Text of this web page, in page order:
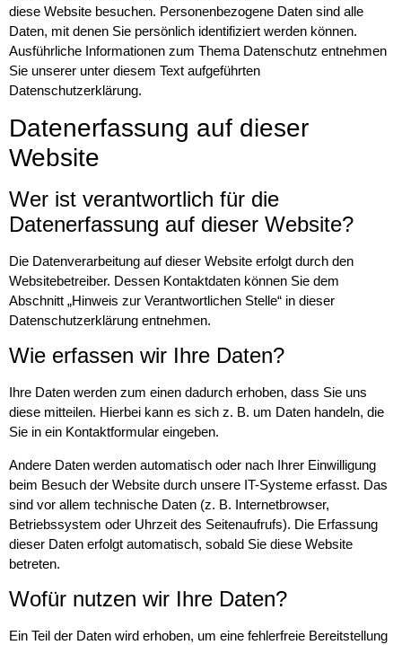
diese Website besuchen. Personenbezogene Daten sind alle
Daten, mit denen Sie persönlich identifiziert werden können.
Ausführliche Informationen zum Thema Datenschutz entnehmen
Sie unserer unter diesem Text aufgeführten
Datenschutzerklärung.
Datenerfassung auf dieser
Website
Wer ist verantwortlich für die
Datenerfassung auf dieser Website?
Die Datenverarbeitung auf dieser Website erfolgt durch den
Websitebetreiber. Dessen Kontaktdaten können Sie dem
Abschnitt „Hinweis zur Verantwortlichen Stelle“ in dieser
Datenschutzerklärung entnehmen.
Wie erfassen wir Ihre Daten?
Ihre Daten werden zum einen dadurch erhoben, dass Sie uns
diese mitteilen. Hierbei kann es sich z. B. um Daten handeln, die
Sie in ein Kontaktformular eingeben.
Andere Daten werden automatisch oder nach Ihrer Einwilligung
beim Besuch der Website durch unsere IT-Systeme erfasst. Das
sind vor allem technische Daten (z. B. Internetbrowser,
Betriebssystem oder Uhrzeit des Seitenaufrufs). Die Erfassung
dieser Daten erfolgt automatisch, sobald Sie diese Website
betreten.
Wofür nutzen wir Ihre Daten?
Ein Teil der Daten wird erhoben, um eine fehlerfreie Bereitstellung